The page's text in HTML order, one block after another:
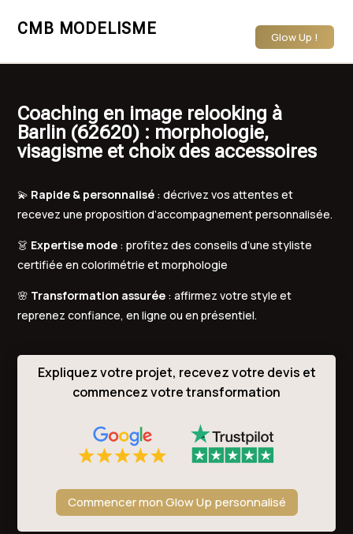
CMB MODELISME Glow Up !
Coaching en image relooking à
Barlin (62620) : morphologie,
visagisme et choix des accessoires
💫 Rapide & personnalisé : décrivez vos attentes et
recevez une proposition d’accompagnement personnalisée.
👗 Expertise mode : profitez des conseils d’une styliste
certifiée en colorimétrie et morphologie
🌸 Transformation assurée : affirmez votre style et
reprenez confiance, en ligne ou en présentiel.
Expliquez votre projet, recevez votre devis et
commencez votre transformation
Commencer mon Glow Up personnalisé